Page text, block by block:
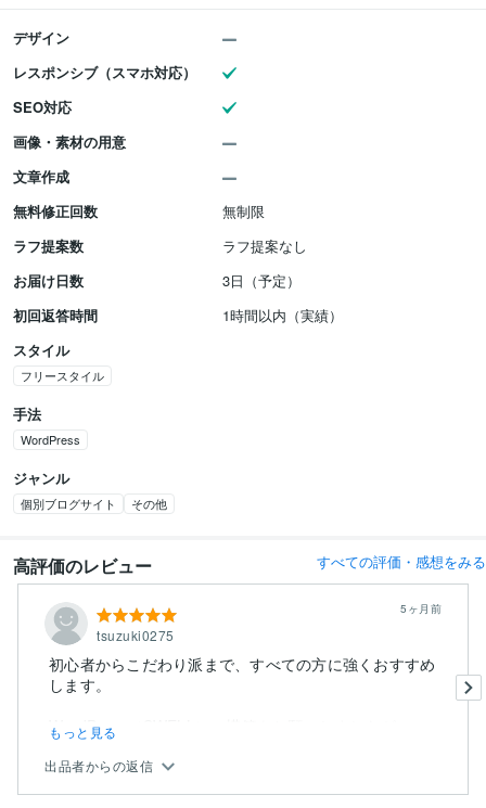
デザイン
レスポンシブ（スマホ対応）
SEO対応
画像・素材の用意
文章作成
無料修正回数
無制限
ラフ提案数
ラフ提案なし
お届け日数
3日（予定）
初回返答時間
1時間以内（実績）
スタイル
フリースタイル
手法
WordPress
ジャンル
個別ブログサイト その他
高評価のレビュー すべての評価・感想をみる
tsuzuki0275
5ヶ月前
初心者からこだわり派まで、すべての方に強くおすすめ
します。
WordPress（SWELL）の構築をお願いしましたが、...
もっと見る
出品者からの返信